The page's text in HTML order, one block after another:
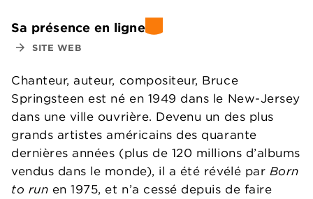
Chanteur, auteur, compositeur, Bruce
Springsteen est né en 1949 dans le New-Jersey
dans une ville ouvrière. Devenu un des plus
grands artistes américains des quarante
dernières années (plus de 120 millions d’albums
vendus dans le monde), il a été révélé par Born
to run en 1975, et n’a cessé depuis de faire
Sa présence en ligne
arrow_forward SITE WEB